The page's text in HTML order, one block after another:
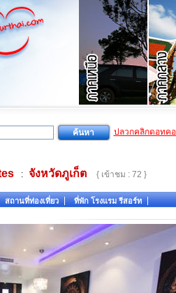
ปลวกคลิกดอทค
: จังหวัดภูเก็ต { เข้าชม : 72 }
สถานที่ท่องเที่ยว ที่พัก โรงแรม รีสอร์ท